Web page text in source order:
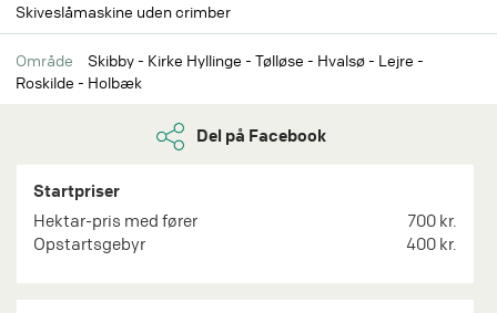
Skiveslåmaskine uden crimber
Område
Skibby - Kirke Hyllinge - Tølløse - Hvalsø - Lejre -
Roskilde - Holbæk
Del på Facebook
Startpriser
Hektar-pris med fører
700 kr.
Opstartsgebyr
400 kr.